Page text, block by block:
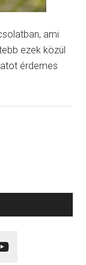
ami
ezek közül
érdemes